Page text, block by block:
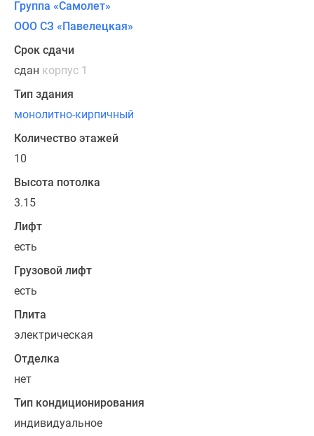
и
панорамные
окна
напоминают
колонны,
в
облицовке
натуральный
гранит
и
плитка.
В
вечернее
новостройки
подчеркивает
подсветка.
В
«Стремянный
Группа «Самолет»
ООО СЗ «Павелецкая»
Срок сдачи
сдан корпус 1
Тип здания
монолитно-кирпичный
Количество этажей
10
Высота потолка
3.15
Лифт
есть
Грузовой лифт
есть
Плита
электрическая
Отделка
нет
Тип кондиционирования
индивидуальное